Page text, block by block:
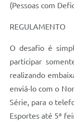
(Pessoas com
REGULAMENTO
O desafio é
participar
realizando
enviá-lo com o
Série, para o
Esportes até 5ª